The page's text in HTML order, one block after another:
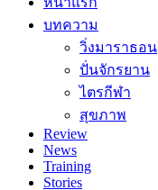
บทความ
วิ่งมาราธอน
ปั่นจักรยาน
ไตรกีฬา
สุขภาพ
Review
News
Training
Stories